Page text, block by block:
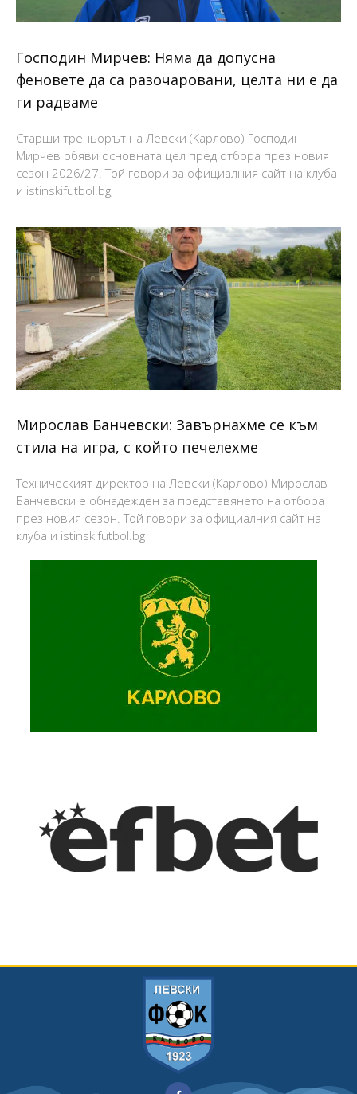
Господин Мирчев: Няма да допусна
феновете да са разочаровани, целта ни е да
ги радваме
Старши треньорът на Левски (Карлово) Господин
Мирчев обяви основната цел пред отбора през новия
сезон 2026/27. Той говори за официалния сайт на клуба
и istinskifutbol.bg,
Мирослав Банчевски: Завърнахме се към
стила на игра, с който печелехме
Техническият директор на Левски (Карлово) Мирослав
Банчевски е обнадежден за представянето на отбора
през новия сезон. Той говори за официалния сайт на
клуба и istinskifutbol.bg